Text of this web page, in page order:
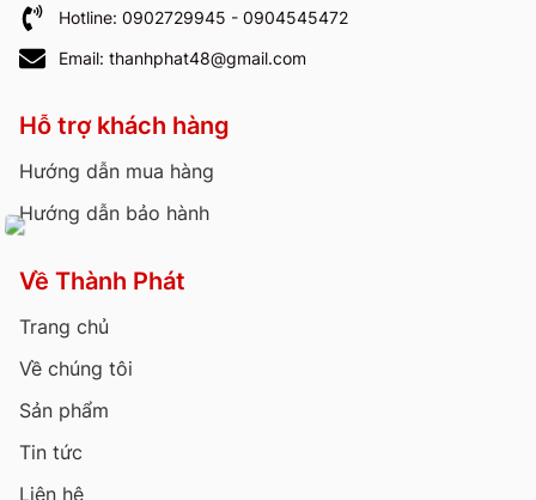
Hotline: 0902729945 - 0904545472
Email: thanhphat48@gmail.com
Hỗ trợ khách hàng
Hướng dẫn mua hàng
Hướng dẫn bảo hành
Về Thành Phát
Trang chủ
Về chúng tôi
Sản phẩm
Tin tức
Liên hệ